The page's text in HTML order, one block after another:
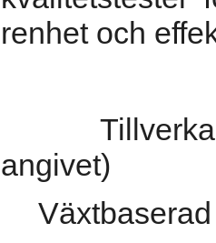
renhet och
angivet)